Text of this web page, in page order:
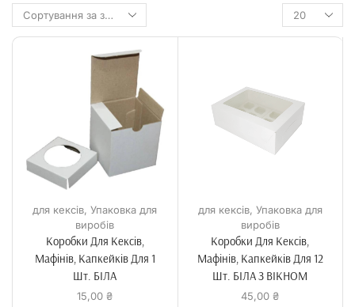
для кексів,Упаковка для
виробів
Коробки Для Кексів,
Мафінів, Капкейків Для 1
Шт. БІЛА
15,00₴
для кексів, Упаковка для
виробів
Коробки Для Кексів,
Мафінів, Капкейків Для 12
Шт. БІЛА З ВІКНОМ
45,00₴